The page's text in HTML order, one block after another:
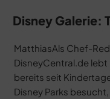
Disney Galerie:
MatthiasAls Chef-
DisneyCentral.de
bereits seit
Disney Parks